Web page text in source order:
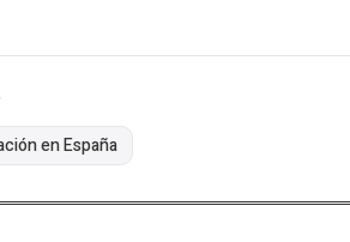
en España